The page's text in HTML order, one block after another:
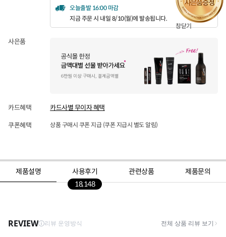
창닫기
오늘출발 16:00 마감
지금 주문 시 내일 8/10(월)에 발송됩니다.
사은품
카드혜택 카드사별 무이자 혜택
쿠폰혜택 상품 구매시 쿠폰 지급 (쿠폰 지급시 별도 알림)
제품설명
사용후기
18,148
관련상품 제품문의